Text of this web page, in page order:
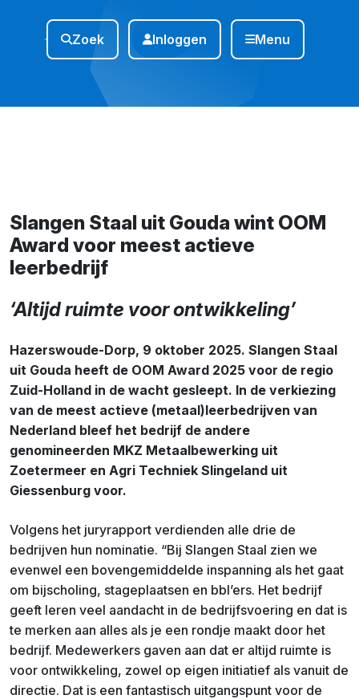
Zoek Inloggen Menu
Slangen Staal uit Gouda wint OOM
Award voor meest actieve
leerbedrijf
‘Altijd ruimte voor ontwikkeling’
Hazerswoude-Dorp, 9 oktober 2025. Slangen Staal
uit Gouda heeft de OOM Award 2025 voor de regio
Zuid-Holland in de wacht gesleept. In de verkiezing
van de meest actieve (metaal)leerbedrijven van
Nederland bleef het bedrijf de andere
genomineerden MKZ Metaalbewerking uit
Zoetermeer en Agri Techniek Slingeland uit
Giessenburg voor.
Volgens het juryrapport verdienden alle drie de
bedrijven hun nominatie. “Bij Slangen Staal zien we
evenwel een bovengemiddelde inspanning als het gaat
om bijscholing, stageplaatsen en bbl’ers. Het bedrijf
geeft leren veel aandacht in de bedrijfsvoering en dat is
te merken aan alles als je een rondje maakt door het
bedrijf. Medewerkers gaven aan dat er altijd ruimte is
voor ontwikkeling, zowel op eigen initiatief als vanuit de
directie. Dat is een fantastisch uitgangspunt voor de